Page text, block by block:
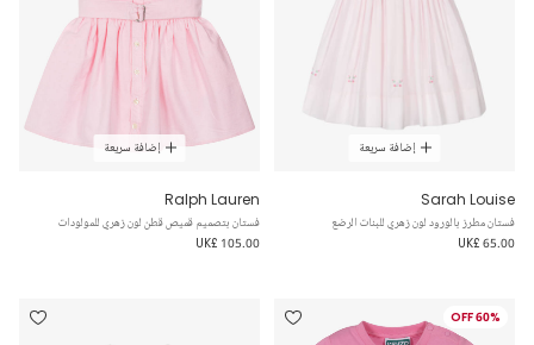
إضافة سريعة
Sarah Louise
فستان مطرز بالورود لون زهري للبنات الرضع
UK£ 65.00
إضافة سريعة
Ralph Lauren
فستان بتصميم قميص قطن لون زهري للمولودات
UK£ 105.00
60% OFF